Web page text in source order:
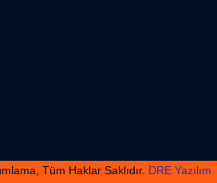
Tüm Haklar Saklıdır. DRE Yazılım